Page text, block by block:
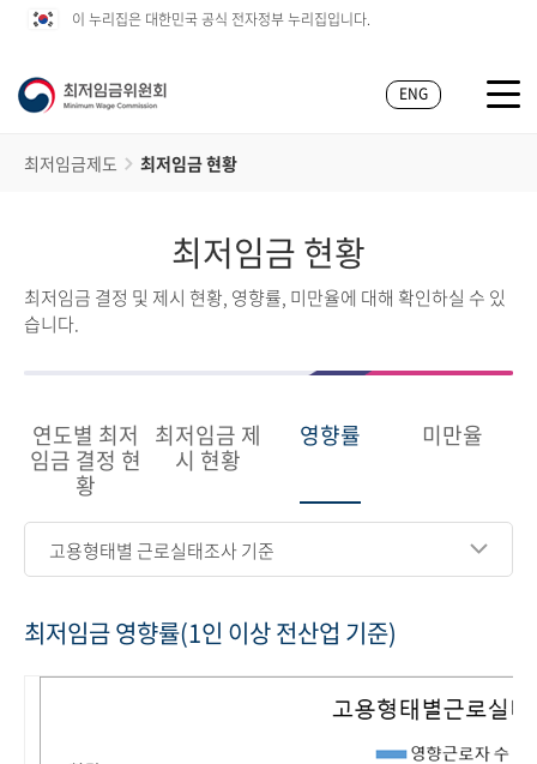
이 누리집은 대한민국 공식 전자정부 누리집입니다.
ENG
최저임금제도 최저임금 현황
최저임금 현황
최저임금 결정 및 제시 현황, 영향률, 미만율에 대해 확인하실 수 있
습니다.
연도별 최저
임금 결정 현
황
최저임금 제
시 현황
영향률 미만율
고용형태별 근로실태조사 기준
최저임금 영향률(1인 이상 전산업 기준)